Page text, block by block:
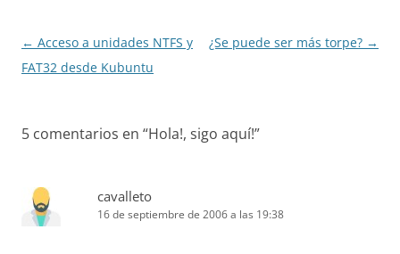
Navegación
de
← Acceso a unidades NTFS y
FAT32 desde Kubuntu
¿Se puede ser más torpe? →
5 comentarios en “Hola!, sigo aquí!”
cavalleto
16 de septiembre de 2006 a las 19:38